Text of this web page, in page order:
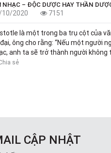
NHẠC – ĐỘC DƯỢC HAY THẦN
10/2020 7151
là một trong ba trụ cột của
ông cho rằng: “Nếu một người
anh ta sẽ trở thành người không
sẻ
CẬP NHẬT